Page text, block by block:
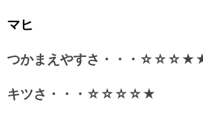
マヒ
つかまえやすさ・・・
キツさ・・・☆☆☆☆★